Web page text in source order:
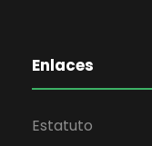
Enlaces
Estatuto